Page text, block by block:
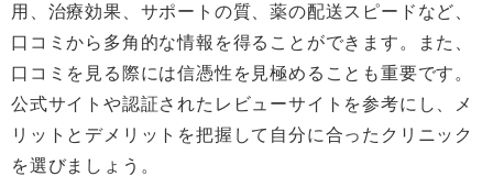
用、治療効果、サポートの質、薬の配送スピードなど、
口コミから多角的な情報を得ることができます。また、
口コミを見る際には信憑性を見極めることも重要です。
公式サイトや認証されたレビューサイトを参考にし、メ
リットとデメリットを把握して自分に合ったクリニック
を選びましょう。